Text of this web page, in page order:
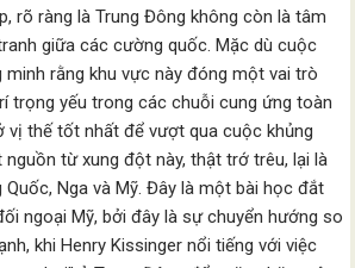
rõ ràng là Trung Đông không còn là tâm
giữa các cường quốc. Mặc dù cuộc
minh rằng khu vực này đóng một vai trò
trọng yếu trong các chuỗi cung ứng toàn
vị thế tốt nhất để vượt qua cuộc khủng
nguồn từ xung đột này, thật trớ trêu, lại là
Quốc, Nga và Mỹ. Đây là một bài học đắt
ngoại Mỹ, bởi đây là sự chuyển hướng so
khi Henry Kissinger nổi tiếng với việc